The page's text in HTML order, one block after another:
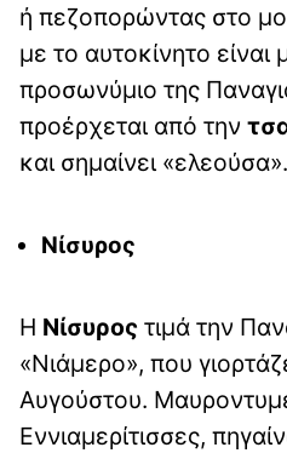
ή πεζοπορώντας στο
με το αυτοκίνητο είναι
προσωνύμιο της
προέρχεται από την
και σημαίνει «ελεούσα».
Νίσυρος
Η Νίσυρος τιμά την
«Νιάμερο», που
Αυγούστου.
Εννιαμερίτισσες,